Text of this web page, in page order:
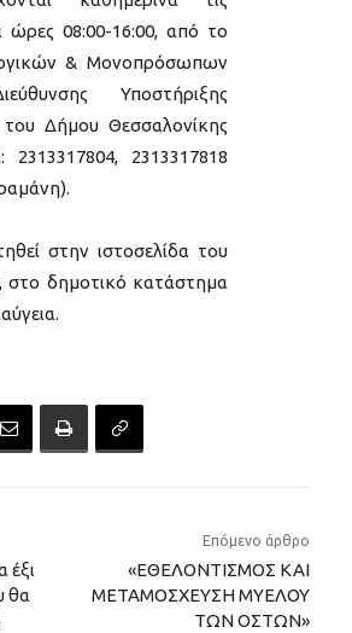
ώρες 08:00-16:00, από το
& Μονοπρόσωπων
Υποστήριξης
Δήμου Θεσσαλονίκης
2313317818
στην ιστοσελίδα του
στο δημοτικό κατάστημα
έξι
θα
Επόμενο άρθρο
«ΕΘΕΛΟΝΤΙΣΜΟΣ ΚΑΙ
ΜΕΤΑΜΟΣΧΕΥΣΗ ΜΥΕΛΟΥ
ΤΩΝ ΟΣΤΩΝ»